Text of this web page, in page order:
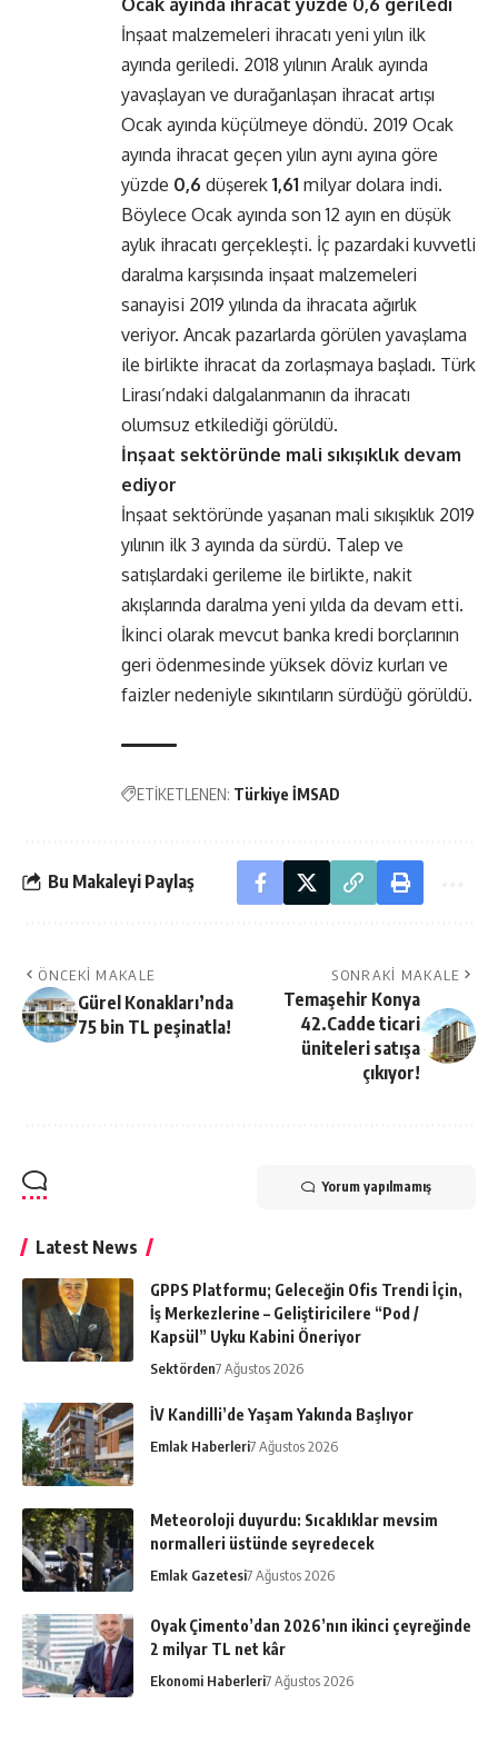
İnşaat malzemeleri ihracatı yeni yılın ilk
ayında geriledi. 2018 yılının Aralık ayında
yavaşlayan ve durağanlaşan ihracat artışı
Ocak ayında küçülmeye döndü. 2019 Ocak
ayında ihracat geçen yılın aynı ayına göre
yüzde 0,6 düşerek 1,61 milyar dolara indi.
Böylece Ocak ayında son 12 ayın en düşük
aylık ihracatı gerçekleşti. İç pazardaki kuvvetli
daralma karşısında inşaat malzemeleri
sanayisi 2019 yılında da ihracata ağırlık
veriyor. Ancak pazarlarda görülen yavaşlama
ile birlikte ihracat da zorlaşmaya başladı. Türk
Lirası’ndaki dalgalanmanın da ihracatı
olumsuz etkilediği görüldü.
İnşaat sektöründe mali sıkışıklık devam
ediyor
İnşaat sektöründe yaşanan mali sıkışıklık 2019
yılının ilk 3 ayında da sürdü. Talep ve
satışlardaki gerileme ile birlikte, nakit
akışlarında daralma yeni yılda da devam etti.
İkinci olarak mevcut banka kredi borçlarının
geri ödenmesinde yüksek döviz kurları ve
faizler nedeniyle sıkıntıların sürdüğü görüldü.
ETİKETLENEN: Türkiye İMSAD
Bu Makaleyi Paylaş
ÖNCEKI MAKALE
Gürel Konakları’nda
75 bin TL peşinatla!
SONRAKI MAKALE
Temaşehir Konya
42.Cadde ticari
üniteleri satışa
çıkıyor!
Yorum yapılmamış
Latest News
GPPS Platformu; Geleceğin Ofis Trendi İçin,
İş Merkezlerine – Geliştiricilere “Pod /
Kapsül” Uyku Kabini Öneriyor
Sektörden7 Ağustos 2026
İV Kandilli’de Yaşam Yakında Başlıyor
Emlak Haberleri7 Ağustos 2026
Meteoroloji duyurdu: Sıcaklıklar mevsim
normalleri üstünde seyredecek
Emlak Gazetesi7 Ağustos 2026
Oyak Çimento’dan 2026’nın ikinci çeyreğinde
2 milyar TL net kâr
Ekonomi Haberleri7 Ağustos 2026